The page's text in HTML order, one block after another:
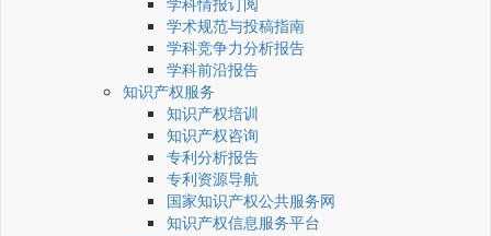
学术规范与投稿指南
学科竞争力分析报告
学科前沿报告
知识产权服务
知识产权培训
知识产权咨询
专利分析报告
专利资源导航
国家知识产权公共服务网
知识产权信息服务平台